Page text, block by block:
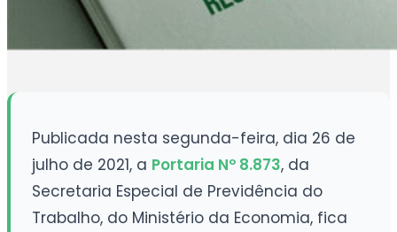
Publicada nesta segunda-feira, dia 26 de
julho de 2021, a Portaria Nº 8.873, da
Secretaria Especial de Previdência do
Trabalho, do Ministério da Economia, fica